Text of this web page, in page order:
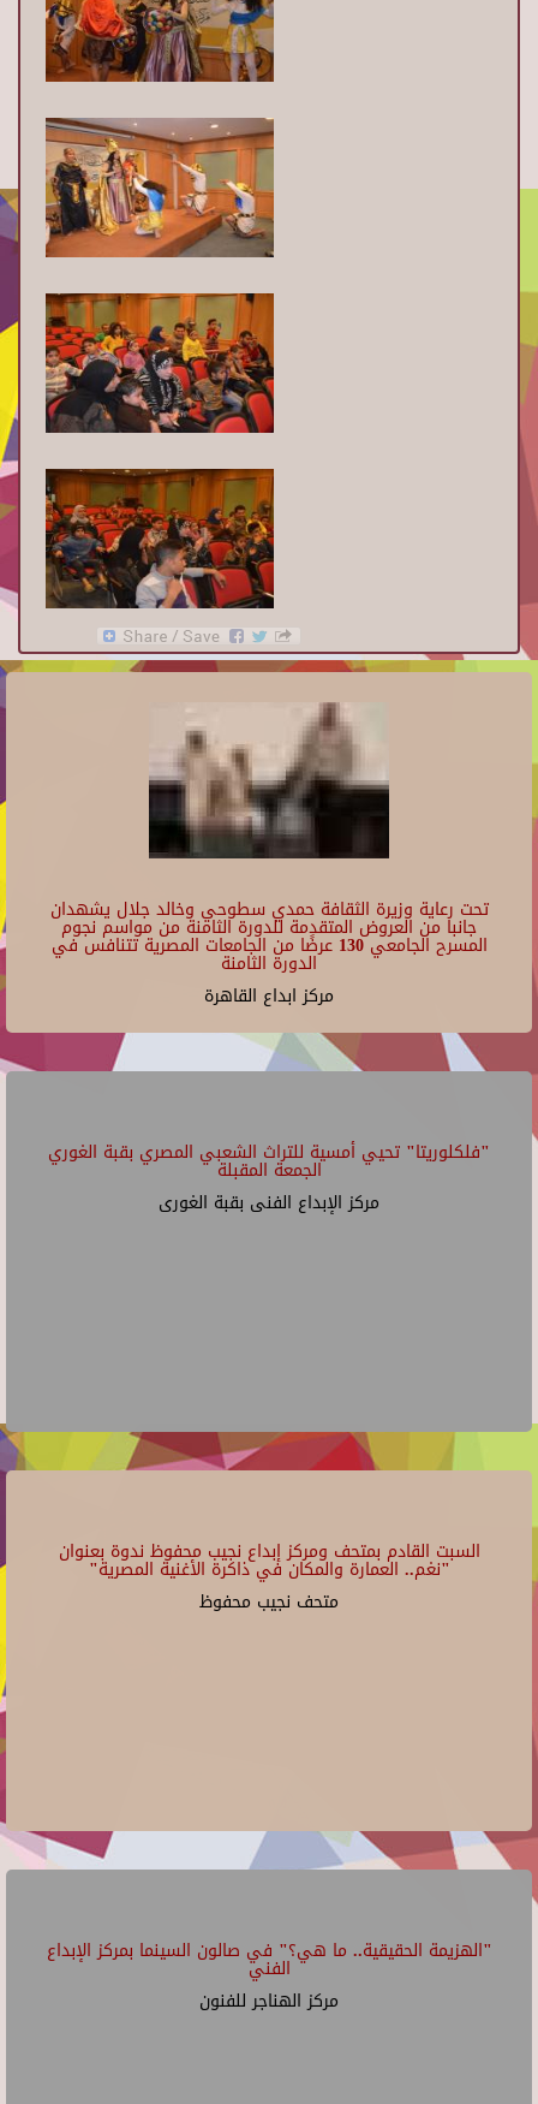
تحت رعاية وزيرة الثقافة حمدي سطوحي وخالد جلال يشهدان
جانبا من العروض المتقدمة للدورة الثامنة من مواسم نجوم
المسرح الجامعي 130 عرضًا من الجامعات المصرية تتنافس في
الدورة الثامنة
مركز ابداع القاهرة
"فلكلوريتا" تحيي أمسية للتراث الشعبي المصري بقبة الغوري
الجمعة المقبلة
مركز الإبداع الفنى بقبة الغورى
السبت القادم بمتحف ومركز إبداع نجيب محفوظ ندوة بعنوان
"نغم.. العمارة والمكان في ذاكرة الأغنية المصرية"
متحف نجيب محفوظ
"الهزيمة الحقيقية.. ما هي؟" في صالون السينما بمركز الإبداع
الفني
مركز الهناجر للفنون